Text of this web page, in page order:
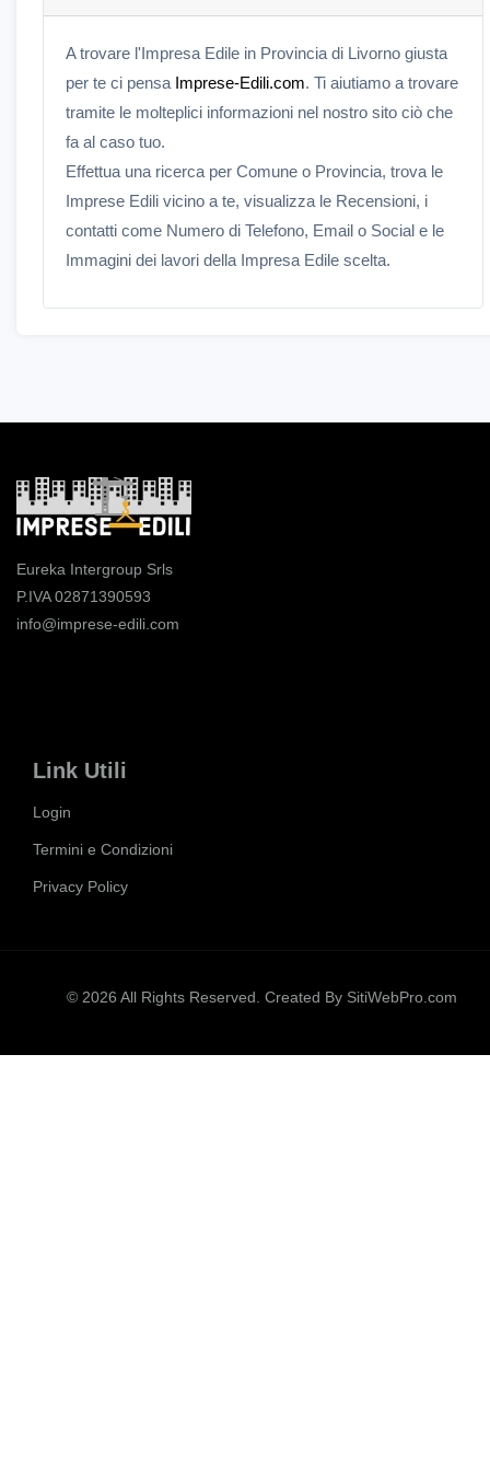
A trovare l'Impresa Edile in Provincia di Livorno giusta
per te ci pensa Imprese-Edili.com. Ti aiutiamo a trovare
tramite le molteplici informazioni nel nostro sito ciò che
fa al caso tuo.
Effettua una ricerca per Comune o Provincia, trova le
Imprese Edili vicino a te, visualizza le Recensioni, i
contatti come Numero di Telefono, Email o Social e le
Immagini dei lavori della Impresa Edile scelta.
Eureka Intergroup Srls
P.IVA 02871390593
info@imprese-edili.com
Link Utili
Login
Termini e Condizioni
Privacy Policy
© 2026 All Rights Reserved. Created By SitiWebPro.com